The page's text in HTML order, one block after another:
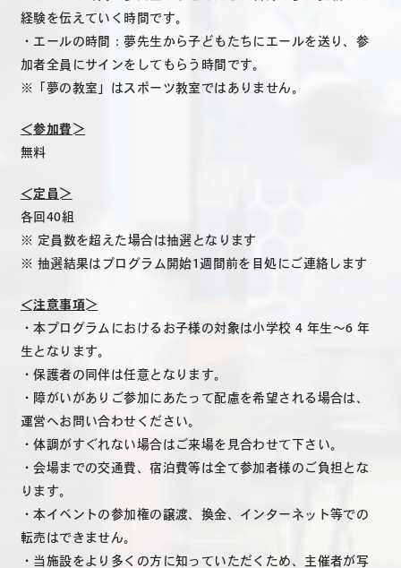
経験を伝えていく時間です。
・エールの時間：夢先生から子どもたちにエールを送り、参
加者全員にサインをしてもらう時間です。
※「夢の教室」はスポーツ教室ではありません。
＜参加費＞
無料
＜定員＞
各回40組
※ 定員数を超えた場合は抽選となります
※ 抽選結果はプログラム開始1週間前を目処にご連絡します
＜注意事項＞
・本プログラムにおけるお子様の対象は小学校 4 年生～6 年
生となります。
・保護者の同伴は任意となります。
・障がいがありご参加にあたって配慮を希望される場合は、
運営へお問い合わせください。
・体調がすぐれない場合はご来場を見合わせて下さい。
・会場までの交通費、宿泊費等は全て参加者様のご負担とな
ります。
・本イベントの参加権の譲渡、換金、インターネット等での
転売はできません。
・当施設をより多くの方に知っていただくため、主催者が写